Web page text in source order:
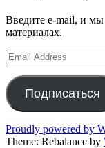
Введите e-mail, и
материалах.
Email
Address
Подписаться
Proudly powered by
Theme: Rebalance by